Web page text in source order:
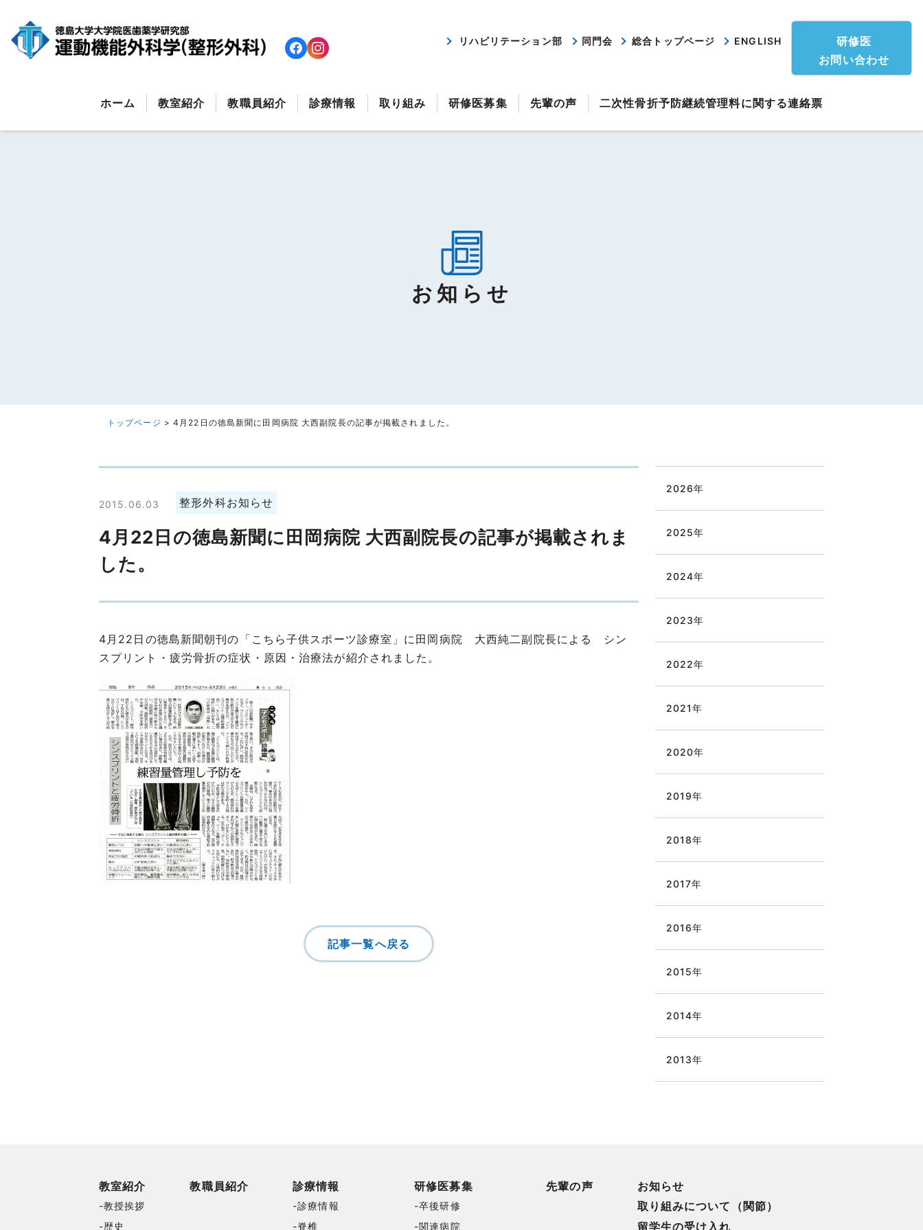
テ
リハビリテーション部 同門会 総合トップページ ENGLISH
研修医
お問い合わせ
ホーム 教室紹介 教職員紹介 診療情報 取り組み 研修医募集 先輩の声 二次性骨折予防継続管理料に関する連絡票
お知らせ
トップページ >4月22日の徳島新聞に田岡病院 大西副院長の記事が掲載されました。
2015.06.03 整形外科お知らせ
4月22日の徳島新聞に田岡病院 大西副院長の記事が掲載されま
した。
4月22日の徳島新聞朝刊の「こちら子供スポーツ診療室」に田岡病院 大西純二副院長による シン
スプリント・疲労骨折の症状・原因・治療法が紹介されました。
記事一覧へ戻る
2026年
2025年
2024年
2023年
2022年
2021年
2020年
2019年
2018年
2017年
2016年
2015年
2014年
2013年
教室紹介
教授挨拶
歴史
教職員紹介 診療情報
診療情報
脊椎
研修医募集
卒後研修
関連病院
先輩の声
お知らせ
取り組みについて（関節）
留学生の受け入れ